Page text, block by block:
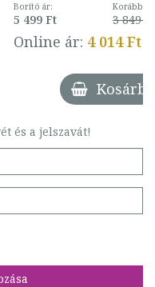
Borító ár:
5 499 Ft
Korábbi
3 849 Ft
Online ár: 4 014 Ft
Kosárba
és a jelszavát!